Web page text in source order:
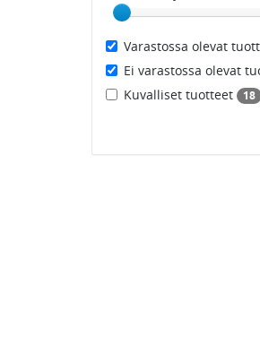
Varastossa olevat
Ei varastossa olevat
Kuvalliset tuotteet 18